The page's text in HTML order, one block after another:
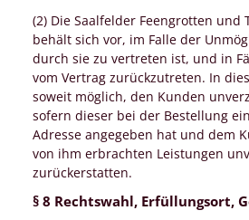
(2) Die Saalfelder Feengrotten und
behält sich vor, im Falle der
durch sie zu vertreten ist, und in
vom Vertrag zurückzutreten. In
soweit möglich, den Kunden
sofern dieser bei der Bestellung
Adresse angegeben hat und dem
von ihm erbrachten Leistungen
zurückerstatten.
§ 8 Rechtswahl, Erfüllungsort,